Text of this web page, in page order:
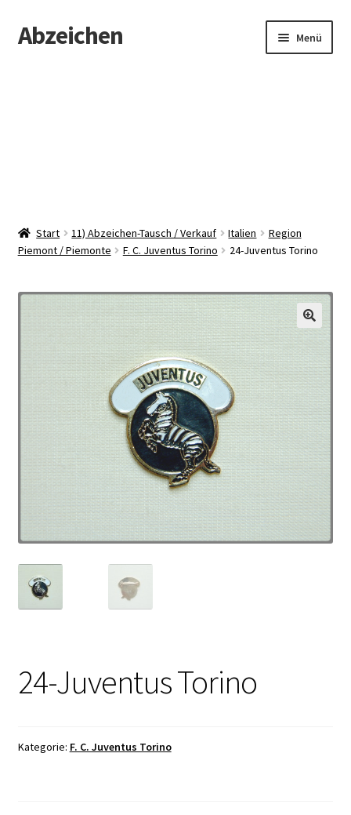
Zur
Navigation
Zum
Inhalt
Abzeichen Menü
Start 11) Abzeichen-Tausch / Verkauf Italien
Region
Piemont / Piemonte
F. C. Juventus Torino 24-Juventus Torino
24-Juventus Torino
Kategorie: F. C. Juventus Torino